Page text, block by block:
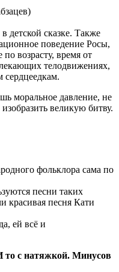
детской сказке. Также
поведение Росы,
возрасту, время от
телодвижениях,
моральное давление, не
великую битву.
фольклора сама по
песни таких
красивая песня Кати
ей всё и
то с натяжкой. Минусов